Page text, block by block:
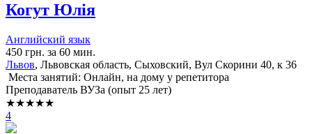
Когут Юлія
Английский язык
450 грн. за 60 мин.
Львов, Львовская область, Сыховский, Вул Скорини 40, к 36
Места занятий: Онлайн, на дому у репетитора
Преподаватель ВУЗа (опыт 25 лет)
★★★★★
4